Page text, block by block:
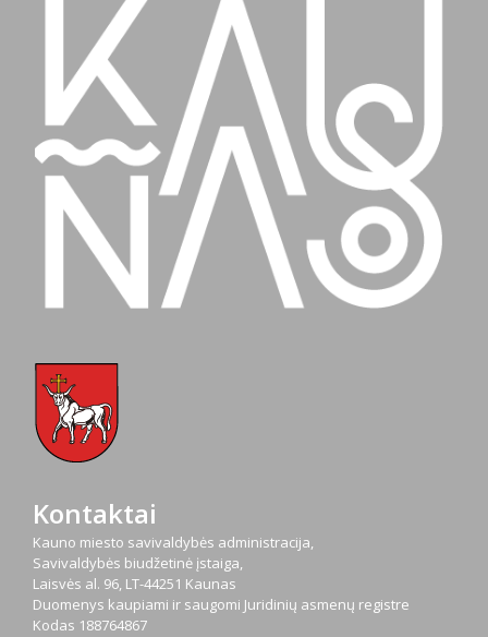
Kontaktai
Kauno miesto savivaldybės administracija,
Savivaldybės biudžetinė įstaiga,
Laisvės al. 96, LT-44251 Kaunas
Duomenys kaupiami ir saugomi Juridinių asmenų registre
Kodas 188764867